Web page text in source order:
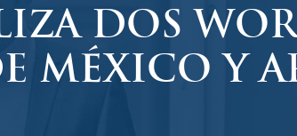
DOS
MÉXICO Y